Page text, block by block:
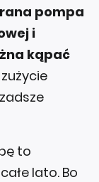
pompa
i
kąpać
to
lato. Bo